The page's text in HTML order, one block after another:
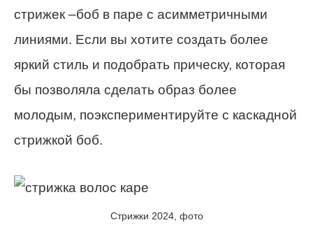
стрижек –боб в паре с асимметричными
линиями. Если вы хотите создать более
яркий стиль и подобрать прическу, которая
бы позволяла сделать образ более
молодым, поэкспериментируйте с каскадной
стрижкой боб.
Стрижки 2024, фото